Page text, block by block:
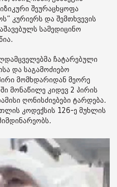
შეურაცხყოფა
კურიერს და შემთხვევის
სამედიცინო
ჩატარებული
და საგამოძიებო
მომხდარიდან მეორე
მონაწილე კიდევ 2 პირის
ღონისძიებები ტარდება.
კოდექსის 126-ე მუხლის